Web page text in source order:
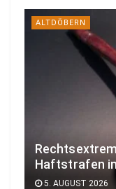
ALTDÖBERN
Haftstrafen
5. AUGUST 2026